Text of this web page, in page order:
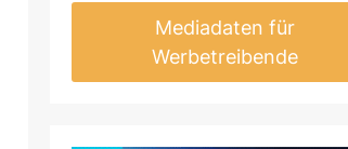
Mediadaten für
Werbetreibende